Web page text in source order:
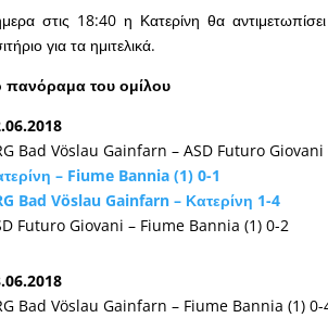
στις 18:40 η Κατερίνη θα
για τα ημιτελικά.
πανόραμα του ομίλου
Bad Vöslau Gainfarn – ASD Futuro Giovani
– Fiume Bannia (1) 0-1
Bad Vöslau Gainfarn – Κατερίνη 1-4
Futuro Giovani – Fiume Bannia (1) 0-2
Bad Vöslau Gainfarn – Fiume Bannia (1) 0-